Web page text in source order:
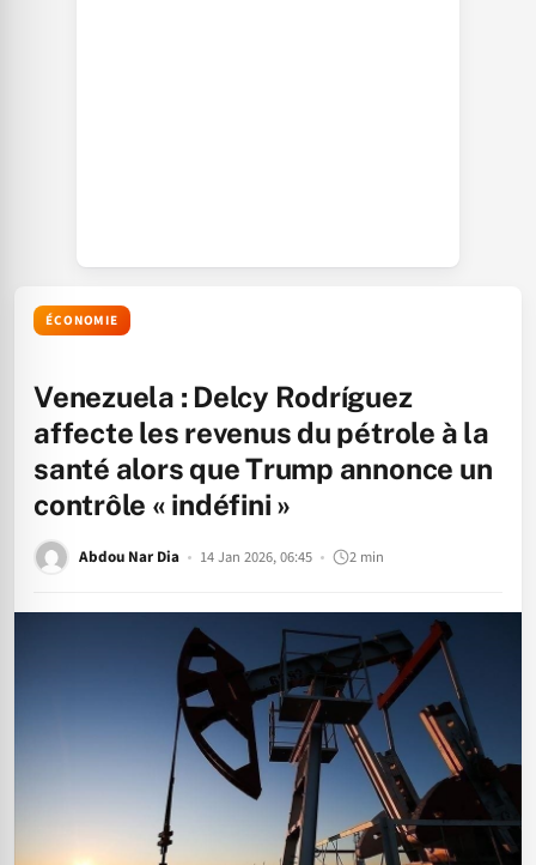
ÉCONOMIE
Venezuela : Delcy Rodríguez
affecte les revenus du pétrole à la
santé alors que Trump annonce un
contrôle « indéfini »
Abdou Nar Dia 14 Jan 2026, 06:45 2 min